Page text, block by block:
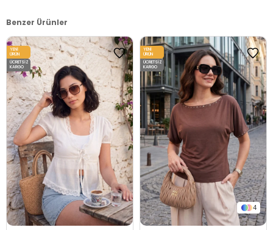
Benzer Ürünler
YENI
ÜRÜN
ÜCRETSIZ
KARGO
4
YENI
ÜRÜN
ÜCRETSIZ
KARGO